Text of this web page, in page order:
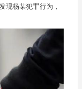
杨某犯罪行为，